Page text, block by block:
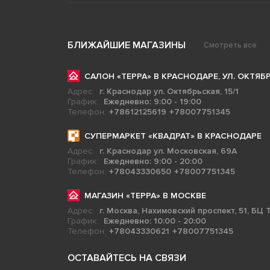
БЛИЖАЙШИЕ МАГАЗИНЫ Смотреть все
САЛОН «ТЕРРА» В КРАСНОДАРЕ, УЛ.
Адрес:
г. Краснодар ул. Октябрьская, 15/1
График:
Ежедневно: 9:00 - 19:00
Телефон: +78612125619 +78007751345
СУПЕРМАРКЕТ «КВАДРАТ» В КРАСНОДАРЕ
Адрес:
г. Краснодар ул. Московская, 69А
График:
Ежедневно: 9:00 - 20:00
Телефон: +78043330650 +78007751345
МАГАЗИН «ТЕРРА» В МОСКВЕ
Адрес:
г. Москва, Нахимовский проспект, 51, БЦ
График:
Ежедневно: 10:00 - 20:00
Телефон: +78043330621 +78007751345
ОСТАВАЙТЕСЬ НА СВЯЗИ